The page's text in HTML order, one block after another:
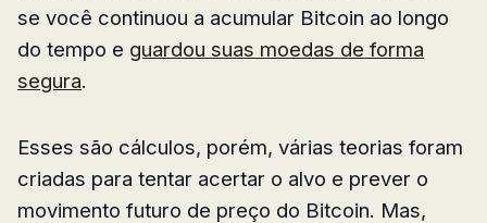
se você continuou a acumular Bitcoin ao longo
do tempo e guardou suas moedas de forma
segura.
Esses são cálculos, porém, várias teorias foram
criadas para tentar acertar o alvo e prever o
movimento futuro de preço do Bitcoin. Mas,